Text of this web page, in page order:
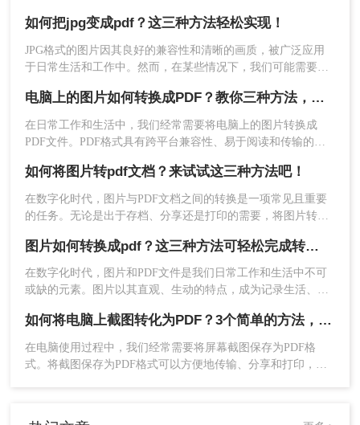
2、在弹出的窗口中，点击「浏览」导入图片
文件，最后点击「存储」
3、调整各图层顺序和布局（可选）。
4、点击“文件”→“导出”→“存储为PDF”，选择
PDF设置（如兼容性、分辨率），保存文件。
注意：多张图片需手动拖拽调整顺序。高分辨率图
片可先压缩再转换，避免PDF过大。Adobe Acrobat
方法三：系统自带功能（Windows/macOS）
常清晰，转换生成的PDF文件却变得模糊、边缘出现锯齿，甚
至无法进行高质量的打印。面对图片转PDF后模糊/不清晰怎么
办这一难题，很多人往往束手无策。
如何把jpg变成pdf？这三种方法轻松实现！
​JPG格式的图片因其良好的兼容性和清晰的画质，被广泛应用
于日常生活和工作中。然而，在某些情况下，我们可能需要将
如何把jpg变成pdf呢？本文将为您介绍三种将JPG转换成PDF的
实用方法。
电脑上的图片如何转换成PDF？教你三种方法，一秒就能搞定！
在日常工作和生活中，我们经常需要将电脑上的图片转换成
PDF文件。PDF格式具有跨平台兼容性、易于阅读和传输的特
如何转换成PDF呢？本文将介绍几种常用的方法，帮助你轻松
将电脑上的图片转换成PDF文件。
如何将图片转pdf文档？来试试这三种方法吧！
​在数字化时代，图片与PDF文档之间的转换是一项常见且重要
的任务。无论是出于存档、分享还是打印的需要，将图片转换
本文将详细介绍几种实现图片转PDF的方法，帮助读者轻松完
成转换过程。
图片如何转换成pdf？这三种方法可轻松完成转换！
在数字化时代，图片和PDF文件是我们日常工作和生活中不可
或缺的元素。图片以其直观、生动的特点，成为记录生活、展
和安全性，成为文档传输和存档的首选格式。有时，我们需要
将图片转换成PDF文件，以便更好地分享、打印或保存。
如何将电脑上截图转化为PDF？3个简单的方法，轻松解决！
在电脑使用过程中，我们经常需要将屏幕截图保存为PDF格
式。将截图保存为PDF格式可以方便地传输、分享和打印，同